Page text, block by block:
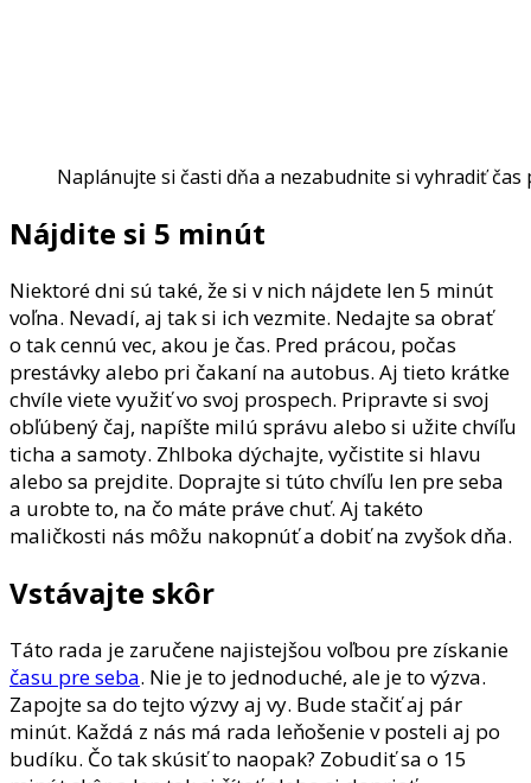
Naplánujte si časti dňa a nezabudnite si vyhradiť čas
Nájdite si 5 minút
Niektoré dni sú také, že si v nich nájdete len 5 minút
voľna. Nevadí, aj tak si ich vezmite. Nedajte sa obrať
o tak cennú vec, akou je čas. Pred prácou, počas
prestávky alebo pri čakaní na autobus. Aj tieto krátke
chvíle viete využiť vo svoj prospech. Pripravte si svoj
obľúbený čaj, napíšte milú správu alebo si užite chvíľu
ticha a samoty. Zhlboka dýchajte, vyčistite si hlavu
alebo sa prejdite. Doprajte si túto chvíľu len pre seba
a urobte to, na čo máte práve chuť. Aj takéto
maličkosti nás môžu nakopnúť a dobiť na zvyšok dňa.
Vstávajte skôr
Táto rada je zaručene najistejšou voľbou pre získanie
času pre seba. Nie je to jednoduché, ale je to výzva.
Zapojte sa do tejto výzvy aj vy. Bude stačiť aj pár
minút. Každá z nás má rada leňošenie v posteli aj po
budíku. Čo tak skúsiť to naopak? Zobudiť sa o 15